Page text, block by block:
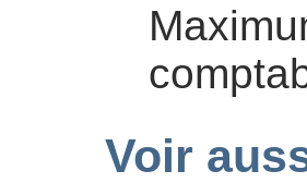
Voir